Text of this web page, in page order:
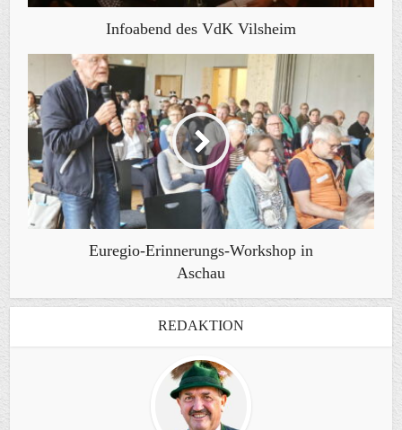
Infoabend des VdK Vilsheim
Euregio-Erinnerungs-Workshop in
Aschau
REDAKTION